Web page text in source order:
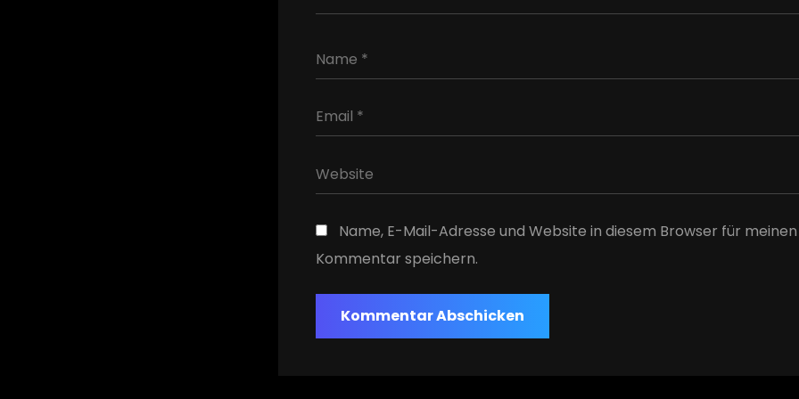
Name, E-Mail-Adresse und Website in diesem Browser für
Kommentar speichern.